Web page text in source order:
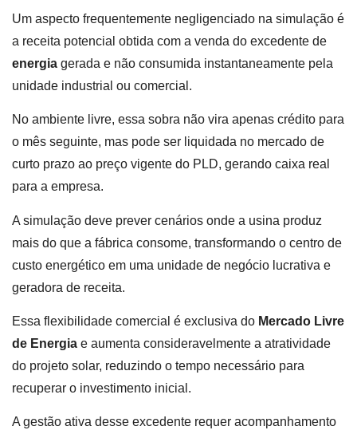
Um aspecto frequentemente negligenciado na simulação é
a receita potencial obtida com a venda do excedente de
energia gerada e não consumida instantaneamente pela
unidade industrial ou comercial.
No ambiente livre, essa sobra não vira apenas crédito para
o mês seguinte, mas pode ser liquidada no mercado de
curto prazo ao preço vigente do PLD, gerando caixa real
para a empresa.
A simulação deve prever cenários onde a usina produz
mais do que a fábrica consome, transformando o centro de
custo energético em uma unidade de negócio lucrativa e
geradora de receita.
Essa flexibilidade comercial é exclusiva do Mercado Livre
de Energia e aumenta consideravelmente a atratividade
do projeto solar, reduzindo o tempo necessário para
recuperar o investimento inicial.
A gestão ativa desse excedente requer acompanhamento